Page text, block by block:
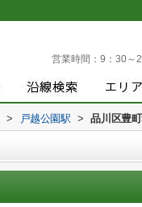
営業時間： 9：30～
> 戸越公園駅 > 品川区豊